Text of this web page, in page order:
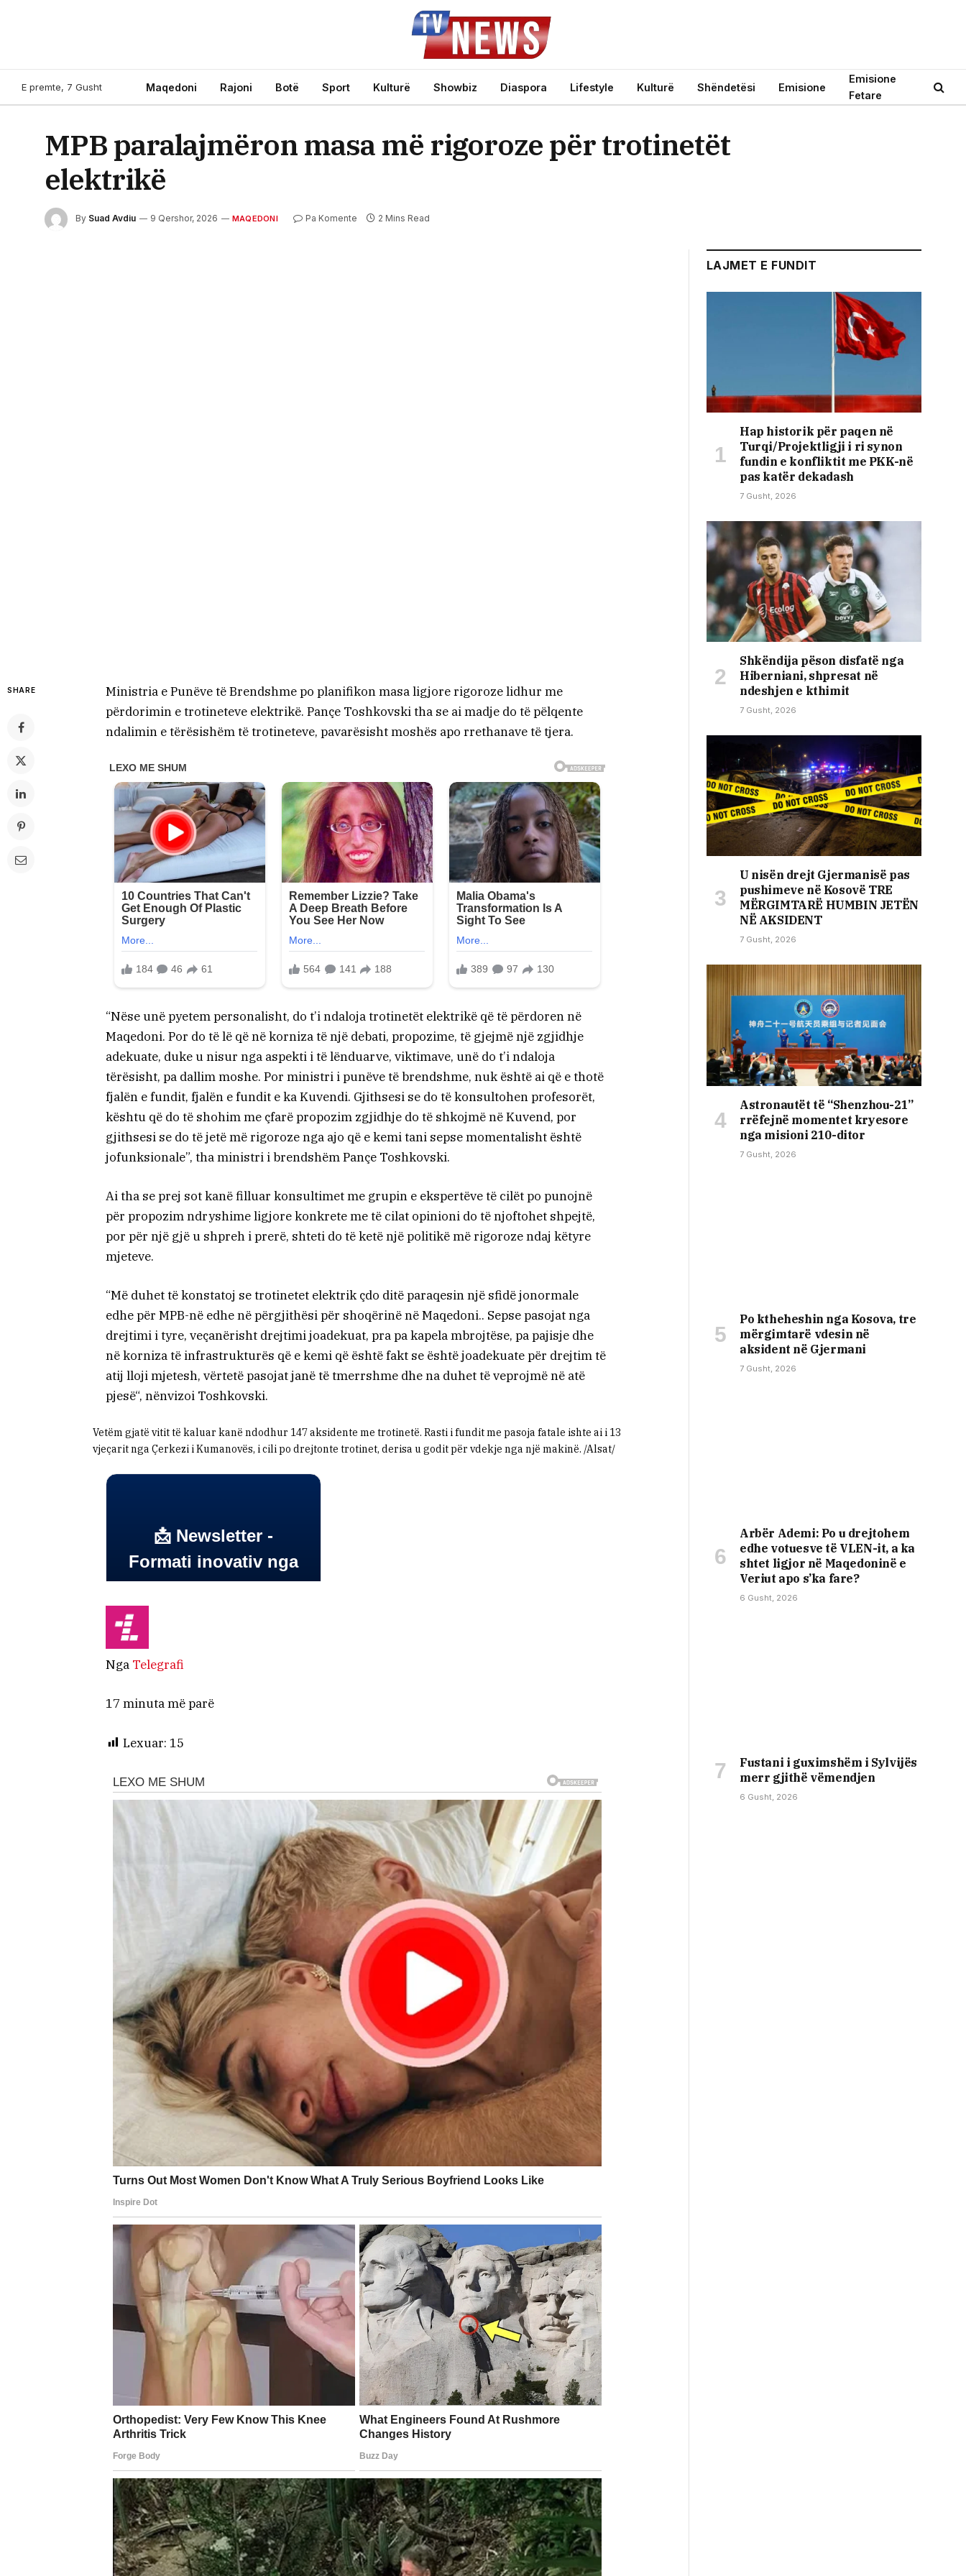
E premte, 7 Gusht Maqedoni Rajoni Botë Sport Kulturë Showbiz Diaspora Lifestyle Kulturë Shëndetësi Emisione
Emisione
Fetare
MPB paralajmëron masa më rigoroze për trotinetët
elektrikë
By Suad Avdiu 9 Qershor, 2026 MAQEDONI Pa Komente 2 Mins Read
SHARE
Ministria e Punëve të Brendshme po planifikon masa ligjore rigoroze lidhur me
përdorimin e trotineteve elektrikë. Pançe Toshkovski tha se ai madje do të pëlqente
ndalimin e tërësishëm të trotineteve, pavarësisht moshës apo rrethanave të tjera.
“Nëse unë pyetem personalisht, do t’i ndaloja trotinetët elektrikë që të përdoren në
Maqedoni. Por do të lë që në korniza të një debati, propozime, të gjejmë një zgjidhje
adekuate, duke u nisur nga aspekti i të lënduarve, viktimave, unë do t’i ndaloja
tërësisht, pa dallim moshe. Por ministri i punëve të brendshme, nuk është ai që e thotë
fjalën e fundit, fjalën e fundit e ka Kuvendi. Gjithsesi se do të konsultohen profesorët,
kështu që do të shohim me çfarë propozim zgjidhje do të shkojmë në Kuvend, por
gjithsesi se do të jetë më rigoroze nga ajo që e kemi tani sepse momentalisht është
jofunksionale”, tha ministri i brendshëm Pançe Toshkovski.
Ai tha se prej sot kanë filluar konsultimet me grupin e ekspertëve të cilët po punojnë
për propozim ndryshime ligjore konkrete me të cilat opinioni do të njoftohet shpejtë,
por për një gjë u shpreh i prerë, shteti do të ketë një politikë më rigoroze ndaj këtyre
mjeteve.
“Më duhet të konstatoj se trotinetet elektrik çdo ditë paraqesin një sfidë jonormale
edhe për MPB-në edhe në përgjithësi për shoqërinë në Maqedoni.. Sepse pasojat nga
drejtimi i tyre, veçanërisht drejtimi joadekuat, pra pa kapela mbrojtëse, pa pajisje dhe
në korniza të infrastrukturës që e kemi që është fakt se është joadekuate për drejtim të
atij lloji mjetesh, vërtetë pasojat janë të tmerrshme dhe na duhet të veprojmë në atë
pjesë“, nënvizoi Toshkovski.
Vetëm gjatë vitit të kaluar kanë ndodhur 147 aksidente me trotinetë. Rasti i fundit me pasoja fatale ishte ai i 13
vjeçarit nga Çerkezi i Kumanovës, i cili po drejtonte trotinet, derisa u godit për vdekje nga një makinë. /Alsat/
Nga Telegrafi
17 minuta më parë
Lexuar: 15
LAJMET E FUNDIT
Hap historik për paqen në
Turqi/Projektligji i ri synon
fundin e konfliktit me PKK-në
pas katër dekadash
7 Gusht, 2026
Shkëndija pëson disfatë nga
Hiberniani, shpresat në
ndeshjen e kthimit
7 Gusht, 2026
U nisën drejt Gjermanisë pas
pushimeve në Kosovë TRE
MËRGIMTARË HUMBIN JETËN
NË AKSIDENT
7 Gusht, 2026
Astronautët të “Shenzhou-21”
rrëfejnë momentet kryesore
nga misioni 210-ditor
7 Gusht, 2026
Po ktheheshin nga Kosova, tre
mërgimtarë vdesin në
aksident në Gjermani
7 Gusht, 2026
Arbër Ademi: Po u drejtohem
edhe votuesve të VLEN-it, a ka
shtet ligjor në Maqedoninë e
Veriut apo s’ka fare?
6 Gusht, 2026
Fustani i guximshëm i Sylvijës
merr gjithë vëmendjen
6 Gusht, 2026